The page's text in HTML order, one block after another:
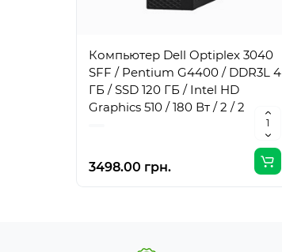
Компьютер Dell Optiplex 3040
SFF / Pentium G4400 / DDR3L 4
ГБ / SSD 120 ГБ / Intel HD
Graphics 510 / 180 Вт / 2 / 2
3498.00 грн.